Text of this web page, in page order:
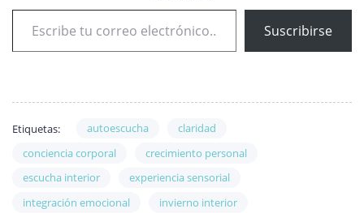
Suscribirse
Etiquetas: autoescucha
claridad
conciencia corporal
crecimiento personal
escucha interior
experiencia sensorial
integración emocional
invierno interior